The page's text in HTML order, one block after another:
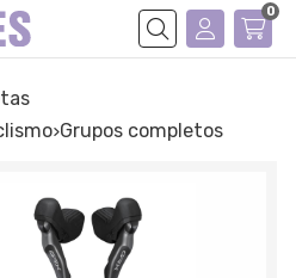
Buscar
0
grupos completos